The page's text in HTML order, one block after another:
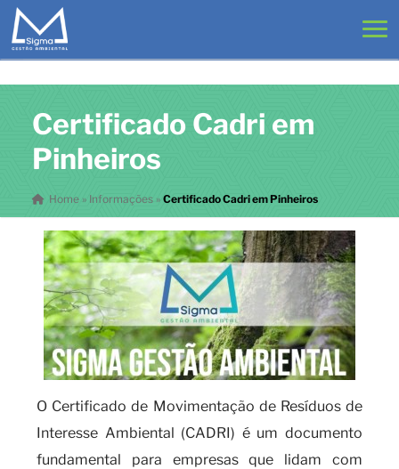
Certificado Cadri em
Pinheiros
Home» Informações » Certificado Cadri em Pinheiros
O Certificado de Movimentação de Resíduos de
Interesse Ambiental (CADRI) é um documento
fundamental para empresas que lidam com